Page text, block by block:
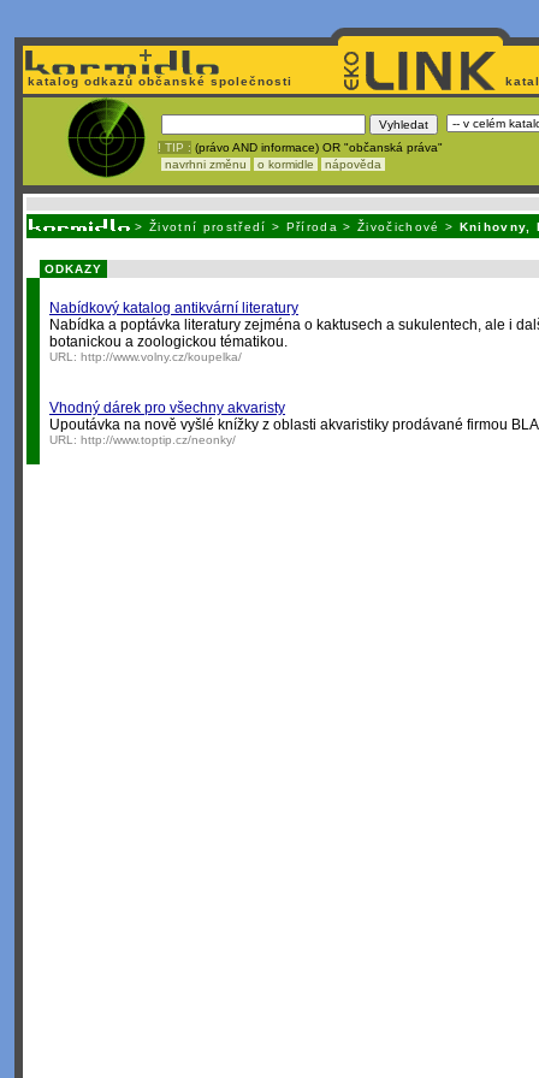
katalog odkazů občanské společnosti
! TIP : (právo AND informace) OR "občanská práva"
navrhni změnu
o kormidle nápověda
> Životní prostředí > Příroda >Živočichové > Knihovny,
ODKAZY
Nabídkový katalog antikvární literatury
Nabídka a poptávka literatury zejména o kaktusech a sukulentech, ale i
botanickou a zoologickou tématikou.
URL: http://www.volny.cz/koupelka/
Vhodný dárek pro všechny akvaristy
Upoutávka na nově vyšlé knížky z oblasti akvaristiky prodávané firmou
URL: http://www.toptip.cz/neonky/